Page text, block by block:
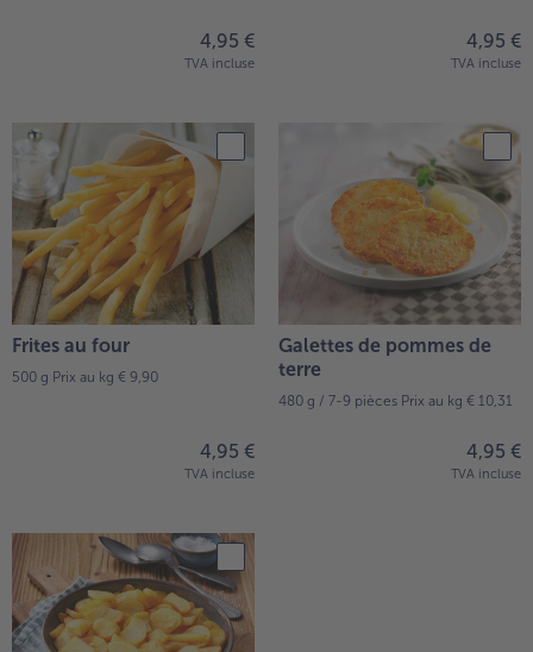
4,95 €
TVA incluse
4,95 €
TVA incluse
Frites au four
500 g Prix au kg € 9,90
4,95 €
TVA incluse
Galettes de pommes de
terre
480 g / 7-9 pièces Prix au kg € 10,31
4,95 €
TVA incluse